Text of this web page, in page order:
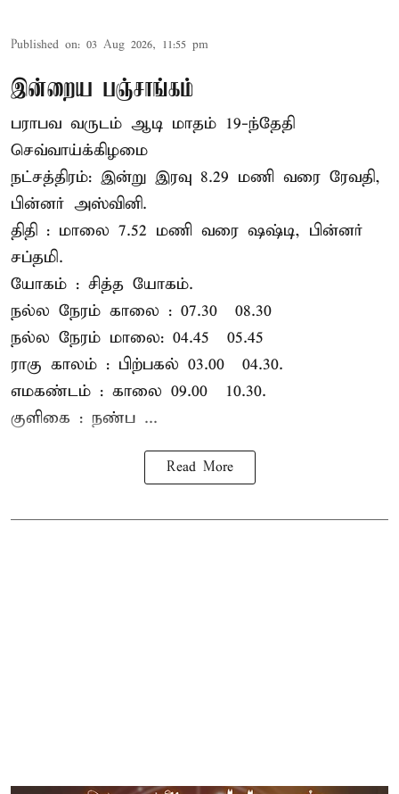
Published on: 03 Aug 2026, 11:55 pm
இன்றைய பஞ்சாங்கம்
பராபவ வருடம் ஆடி மாதம் 19-ந்தேதி
செவ்வாய்க்கிழமை
நட்சத்திரம்: இன்று இரவு 8.29 மணி வரை ரேவதி,
பின்னர் அஸ்வினி.
திதி : மாலை 7.52 மணி வரை ஷஷ்டி, பின்னர்
சப்தமி.
யோகம் : சித்த யோகம்.
நல்ல நேரம் காலை : 07.30 – 08.30
நல்ல நேரம் மாலை: 04.45 – 05.45
ராகு காலம் : பிற்பகல் 03.00 – 04.30.
எமகண்டம் : காலை 09.00 – 10.30.
குளிகை : நண்ப ...
Read More